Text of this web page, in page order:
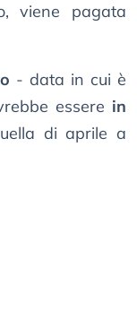
viene pagata
- data in cui è
essere in
di aprile a